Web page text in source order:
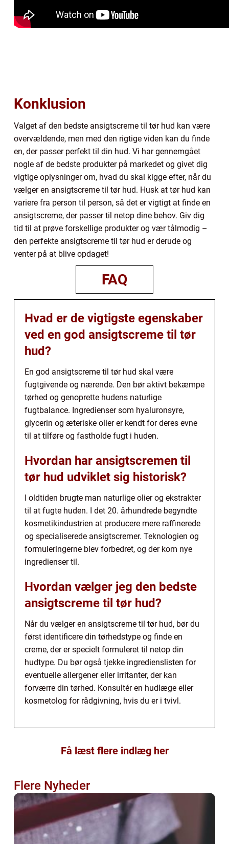
Konklusion
Valget af den bedste ansigtscreme til tør hud kan være
overvældende, men med den rigtige viden kan du finde
en, der passer perfekt til din hud. Vi har gennemgået
nogle af de bedste produkter på markedet og givet dig
vigtige oplysninger om, hvad du skal kigge efter, når du
vælger en ansigtscreme til tør hud. Husk at tør hud kan
variere fra person til person, så det er vigtigt at finde en
ansigtscreme, der passer til netop dine behov. Giv dig
tid til at prøve forskellige produkter og vær tålmodig –
den perfekte ansigtscreme til tør hud er derude og
venter på at blive opdaget!
FAQ
Hvad er de vigtigste egenskaber
ved en god ansigtscreme til tør
hud?
En god ansigtscreme til tør hud skal være
fugtgivende og nærende. Den bør aktivt bekæmpe
tørhed og genoprette hudens naturlige
fugtbalance. Ingredienser som hyaluronsyre,
glycerin og æteriske olier er kendt for deres evne
til at tilføre og fastholde fugt i huden.
Hvordan har ansigtscremen til
tør hud udviklet sig historisk?
I oldtiden brugte man naturlige olier og ekstrakter
til at fugte huden. I det 20. århundrede begyndte
kosmetikindustrien at producere mere raffinerede
og specialiserede ansigtscremer. Teknologien og
formuleringerne blev forbedret, og der kom nye
ingredienser til.
Hvordan vælger jeg den bedste
ansigtscreme til tør hud?
Når du vælger en ansigtscreme til tør hud, bør du
først identificere din tørhedstype og finde en
creme, der er specielt formuleret til netop din
hudtype. Du bør også tjekke ingredienslisten for
eventuelle allergener eller irritanter, der kan
forværre din tørhed. Konsultér en hudlæge eller
kosmetolog for rådgivning, hvis du er i tvivl.
Få læst flere indlæg her
Flere Nyheder